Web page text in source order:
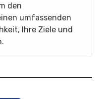
den
umfassenden
Ihre Ziele und